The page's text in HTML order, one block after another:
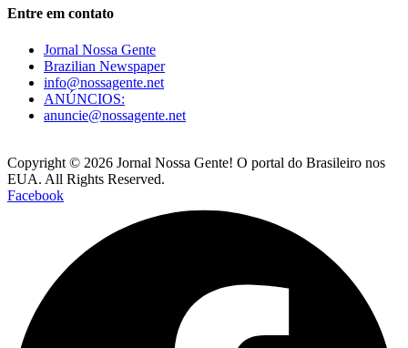
Entre em contato
Jornal Nossa Gente
Brazilian Newspaper
info@nossagente.net
ANÚNCIOS:
anuncie@nossagente.net
Copyright © 2026 Jornal Nossa Gente! O portal do Brasileiro nos
EUA. All Rights Reserved.
Facebook